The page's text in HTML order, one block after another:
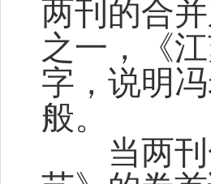
两刊的合
之一，《
字，说明
般。
当两刊